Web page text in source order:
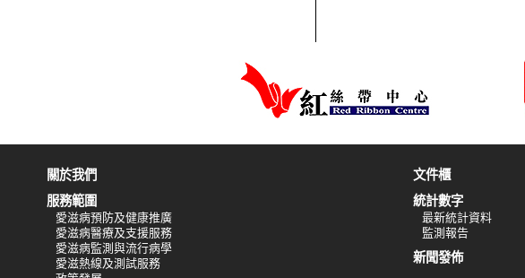
關於我們
服務範圍
愛滋病預防及健康推廣
愛滋病醫療及支援服務
愛滋病監測與流行病學
愛滋熱線及測試服務
文件櫃
統計數字
最新統計資料
監測報告
新聞發佈